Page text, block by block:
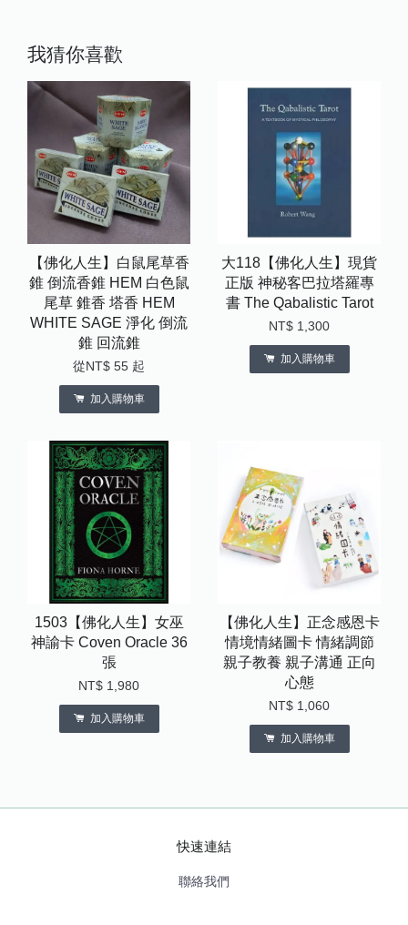
我猜你喜歡
【佛化人生】白鼠尾草香
錐 倒流香錐 HEM 白色鼠
尾草 錐香 塔香 HEM
WHITE SAGE 淨化 倒流
錐 回流錐
從NT$ 55 起
加入購物車
大118【佛化人生】現貨
正版 神秘客巴拉塔羅專
書 The Qabalistic Tarot
NT$ 1,300
加入購物車
1503【佛化人生】女巫
神諭卡 Coven Oracle 36
張
NT$ 1,980
加入購物車
【佛化人生】正念感恩卡
情境情緒圖卡 情緒調節
親子教養 親子溝通 正向
心態
NT$ 1,060
加入購物車
快速連結
聯絡我們